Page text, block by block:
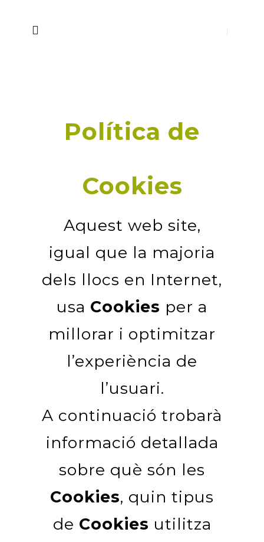
Política de
Cookies
Aquest web site,
igual que la majoria
dels llocs en Internet,
usa Cookies per a
millorar i optimitzar
l’experiència de
l’usuari.
A continuació trobarà
informació detallada
sobre què són les
Cookies, quin tipus
de Cookies utilitza